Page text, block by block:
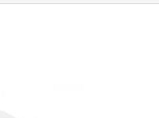
(0,045mm)*2 Šířka: